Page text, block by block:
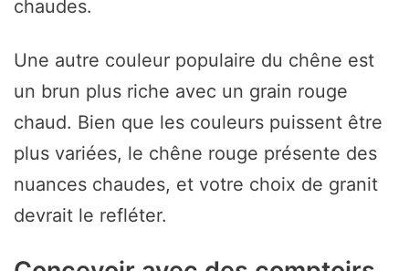
chaudes.
Une autre couleur populaire du chêne est
un brun plus riche avec un grain rouge
chaud. Bien que les couleurs puissent être
plus variées, le chêne rouge présente des
nuances chaudes, et votre choix de granit
devrait le refléter.